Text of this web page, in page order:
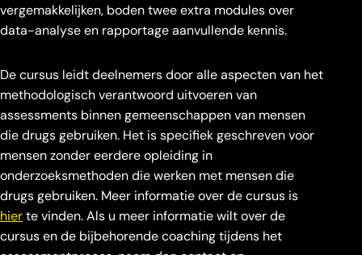
vergemakkelijken, boden twee extra modules over
data-analyse en rapportage aanvullende kennis.
De cursus leidt deelnemers door alle aspecten van het
methodologisch verantwoord uitvoeren van
assessments binnen gemeenschappen van mensen
die drugs gebruiken. Het is specifiek geschreven voor
mensen zonder eerdere opleiding in
onderzoeksmethoden die werken met mensen die
drugs gebruiken. Meer informatie over de cursus is
hierte vinden. Als u meer informatie wilt over de
cursus en de bijbehorende coaching tijdens het